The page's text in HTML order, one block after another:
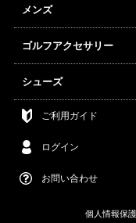
メンズ
ゴルフアクセサリー
シューズ
ご利用ガイド
ログイン
お問い合わせ
個人情報保